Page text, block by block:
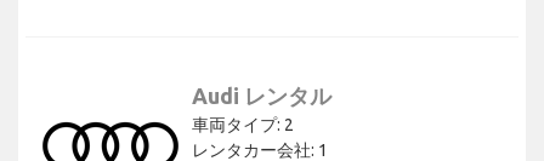
Audi レンタル
車両タイプ: 2
レンタカー会社: 1